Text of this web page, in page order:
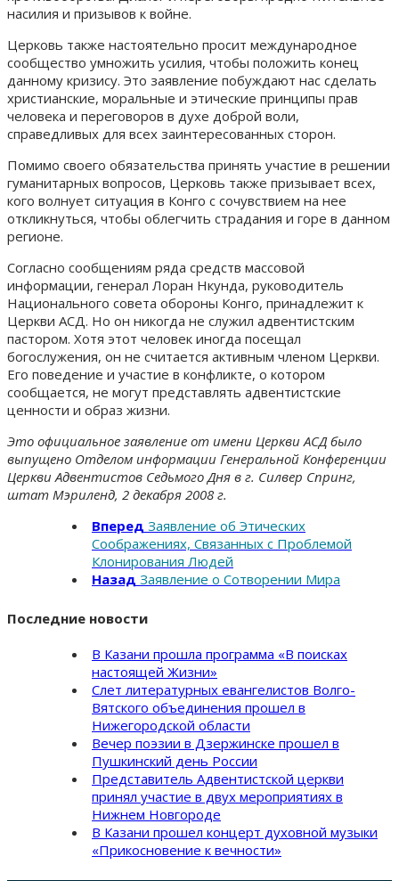
насилия и призывов к войне.
Церковь также настоятельно просит международное
сообщество умножить усилия, чтобы положить конец
данному кризису. Это заявление побуждают нас сделать
христианские, моральные и этические принципы прав
человека и переговоров в духе доброй воли,
справедливых для всех заинтересованных сторон.
Помимо своего обязательства принять участие в решении
гуманитарных вопросов, Церковь также призывает всех,
кого волнует ситуация в Конго с сочувствием на нее
откликнуться, чтобы облегчить страдания и горе в данном
регионе.
Согласно сообщениям ряда средств массовой
информации, генерал Лоран Нкунда, руководитель
Национального совета обороны Конго, принадлежит к
Церкви АСД. Но он никогда не служил адвентистским
пастором. Хотя этот человек иногда посещал
богослужения, он не считается активным членом Церкви.
Его поведение и участие в конфликте, о котором
сообщается, не могут представлять адвентистские
ценности и образ жизни.
Это официальное заявление от имени Церкви АСД было
выпущено Отделом информации Генеральной Конференции
Церкви Адвентистов Седьмого Дня в г. Силвер Спринг,
штат Мэриленд, 2 декабря 2008 г.
Вперед Заявление об Этических
Соображениях, Связанных с Проблемой
Клонирования Людей
Назад Заявление о Сотворении Мира
Последние новости
В Казани прошла программа «В поисках
настоящей Жизни»
Слет литературных евангелистов Волго-
Вятского объединения прошел в
Нижегородской области
Вечер поэзии в Дзержинске прошел в
Пушкинский день России
Представитель Адвентистской церкви
принял участие в двух мероприятиях в
Нижнем Новгороде
В Казани прошел концерт духовной музыки
«Прикосновение к вечности»